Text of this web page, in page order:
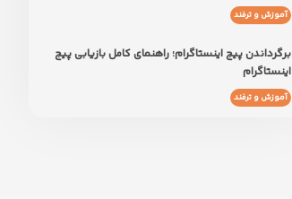
آموزش و ترفند
برگرداندن پیج اینستاگرام؛ راهنمای کامل بازیابی پیج
اینستاگرام
آموزش و ترفند